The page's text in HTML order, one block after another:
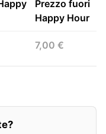
Prezzo fuori
Happy Hour
7,00 €